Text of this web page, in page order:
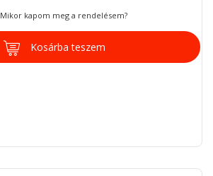
Mikor kapom meg a rendelésem?
Kosárba teszem